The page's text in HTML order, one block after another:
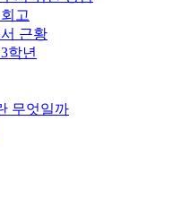
고
근황
학년
무엇일까